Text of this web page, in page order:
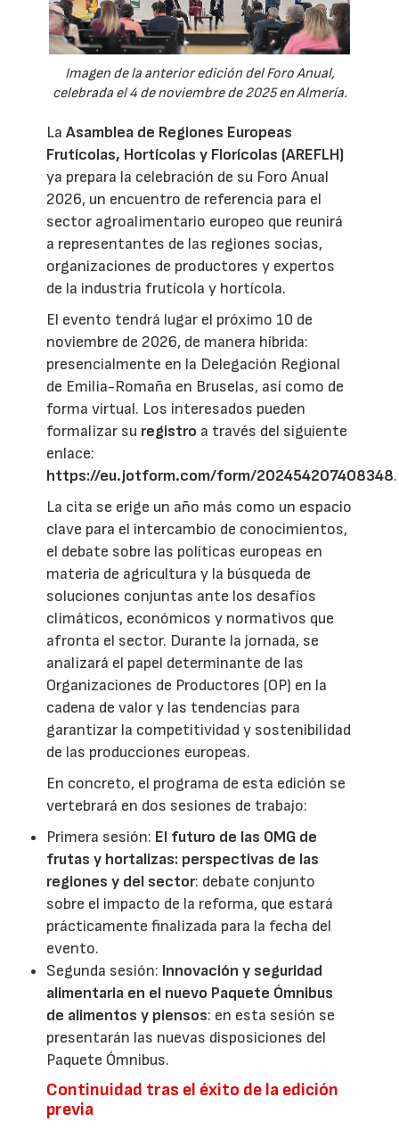
Imagen de la anterior edición del Foro Anual,
celebrada el 4 de noviembre de 2025 en Almería.
LaAsamblea de Regiones Europeas
Frutícolas, Hortícolas y Florícolas (AREFLH)
ya prepara la celebración de su Foro Anual
2026, un encuentro de referencia para el
sector agroalimentario europeo que reunirá
a representantes de las regiones socias,
organizaciones de productores y expertos
de la industria frutícola y hortícola.
El evento tendrá lugar el próximo 10 de
noviembre de 2026, de manera híbrida:
presencialmente en la Delegación Regional
de Emilia-Romaña en Bruselas, así como de
forma virtual. Los interesados pueden
formalizar su registro a través del siguiente
enlace:
https://eu.jotform.com/form/202454207408348.
La cita se erige un año más como un espacio
clave para el intercambio de conocimientos,
el debate sobre las políticas europeas en
materia de agricultura y la búsqueda de
soluciones conjuntas ante los desafíos
climáticos, económicos y normativos que
afronta el sector. Durante la jornada, se
analizará el papel determinante de las
Organizaciones de Productores (OP) en la
cadena de valor y las tendencias para
garantizar la competitividad y sostenibilidad
de las producciones europeas.
En concreto, el programa de esta edición se
vertebrará en dos sesiones de trabajo:
Primera sesión: El futuro de las OMG de
frutas y hortalizas: perspectivas de las
regiones y del sector: debate conjunto
sobre el impacto de la reforma, que estará
prácticamente finalizada para la fecha del
evento.
Segunda sesión: Innovación y seguridad
alimentaria en el nuevo Paquete Ómnibus
de alimentos y piensos: en esta sesión se
presentarán las nuevas disposiciones del
Paquete Ómnibus.
Continuidad tras el éxito de la edición
previa